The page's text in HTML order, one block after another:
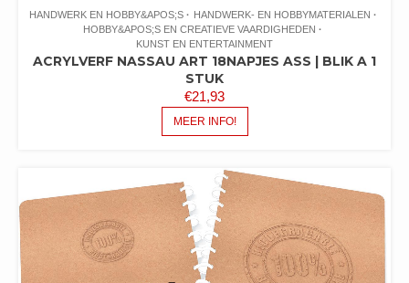
HANDWERK EN HOBBY&APOS;S
HANDWERK- EN HOBBYMATERIALEN
HOBBY&APOS;S EN CREATIEVE VAARDIGHEDEN
KUNST EN ENTERTAINMENT
ACRYLVERF NASSAU ART 18NAPJES ASS | BLIK A 1
STUK
€21,93
MEER INFO!